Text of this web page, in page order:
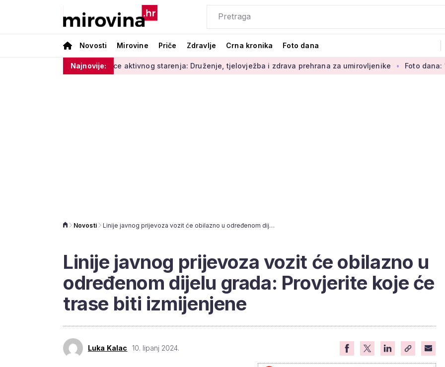
Novosti Mirovine Priče Zdravlje Crna kronika Foto dana
Najnovije:
Radionice aktivnog starenja: Druženje, tjelovježba i zdrava prehrana za umirovljenike Foto dana: 'Najljepši
Novosti Linije javnog prijevoza vozit će obilazno u određenom dijelu grada: Provjerite koje će trase biti izmijenjene
Linije javnog prijevoza vozit će obilazno u
određenom dijelu grada: Provjerite koje će
trase biti izmijenjene
Luka Kalac 10. lipanj 2024.